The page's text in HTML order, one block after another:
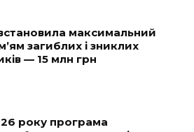
максимальний
загиблих і зниклих
— 15 млн грн
року програма